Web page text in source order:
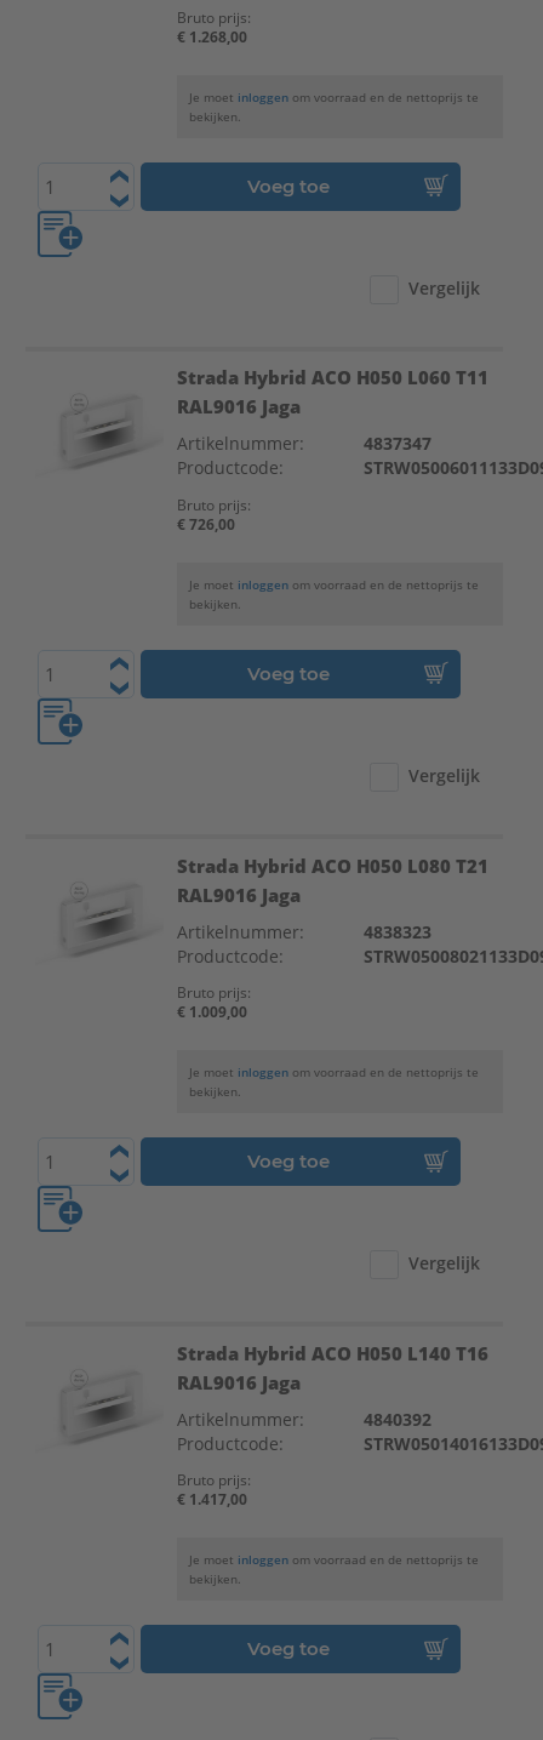
Bruto prijs:
€ 1.268,00
Je moet inloggen om voorraad en de nettoprijs te
bekijken.
Voeg toe
Vergelijk
Strada Hybrid ACO H050 L060 T11
RAL9016 Jaga
Artikelnummer:
4837347
Productcode:
Bruto prijs:
€ 726,00
Je moet inloggen om voorraad en de nettoprijs te
bekijken.
Voeg toe
Vergelijk
Strada Hybrid ACO H050 L080 T21
RAL9016 Jaga
Artikelnummer:
4838323
Productcode:
Bruto prijs:
€ 1.009,00
Je moet inloggen om voorraad en de nettoprijs te
bekijken.
Voeg toe
Vergelijk
Strada Hybrid ACO H050 L140 T16
RAL9016 Jaga
Artikelnummer:
4840392
Productcode:
Bruto prijs:
€ 1.417,00
Je moet inloggen om voorraad en de nettoprijs te
bekijken.
Voeg toe